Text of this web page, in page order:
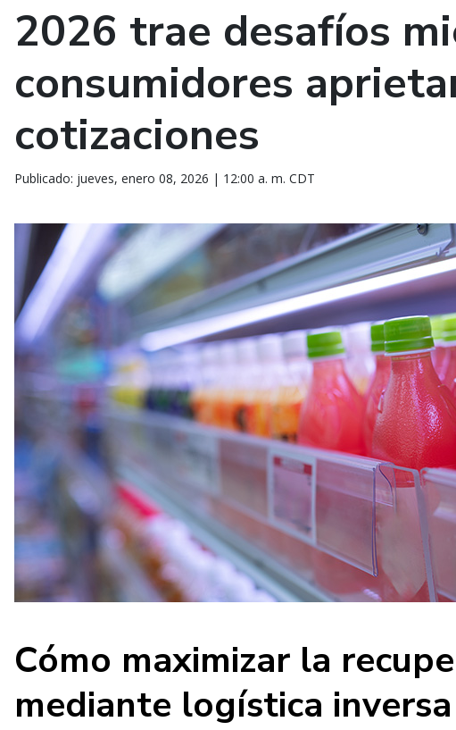
2026 trae desafíos
consumidores
cotizaciones
Publicado: jueves, enero 08, 2026 | 12:00 a. m. CDT
Cómo maximizar la
mediante logística inversa